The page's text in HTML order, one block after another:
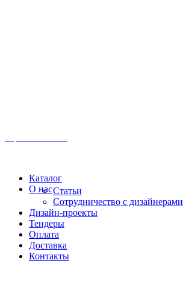
Каталог
О насСтатьи
Сотрудничество с дизайнерами
Дизайн-проекты
Тендеры
Оплата
Доставка
Контакты